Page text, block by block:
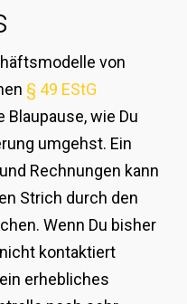
von
§ 49 EStG
wie Du
umgehst. Ein
Rechnungen kann
Strich durch den
Wenn Du bisher
kontaktiert
erhebliches